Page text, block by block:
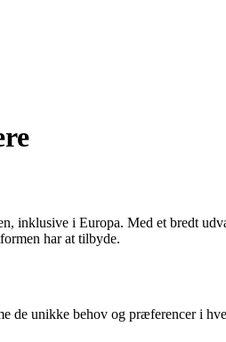
inklusive i Europa. Med et bredt
har at tilbyde.
de unikke behov og præferencer i